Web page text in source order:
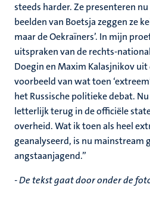
steeds harder. Ze presenteren
beelden van Boetsja zeggen ze
maar de Oekraïners’. In mijn
uitspraken van de rechts-
Doegin en Maxim Kalasjnikov uit
voorbeeld van wat toen
het Russische politieke debat.
letterlijk terug in de officiële
overheid. Wat ik toen als heel
geanalyseerd, is nu mainstream
angstaanjagend.”
- De tekst gaat door onder de